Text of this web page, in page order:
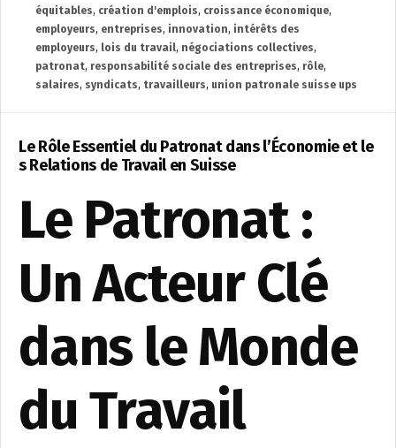
équitables, création d'emplois, croissance économique,
employeurs, entreprises, innovation, intérêts des
employeurs, lois du travail, négociations collectives,
patronat, responsabilité sociale des entreprises, rôle,
salaires, syndicats, travailleurs, union patronale suisse ups
Le Rôle Essentiel du Patronat dans l’Économie et le
s Relations de Travail en Suisse
Le Patronat :
Un Acteur Clé
dans le Monde
du Travail